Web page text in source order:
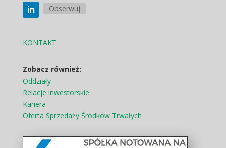
Obserwuj
KONTAKT
Zobacz również:
Oddziały
Relacje inwestorskie
Kariera
Oferta Sprzedaży Środków Trwałych